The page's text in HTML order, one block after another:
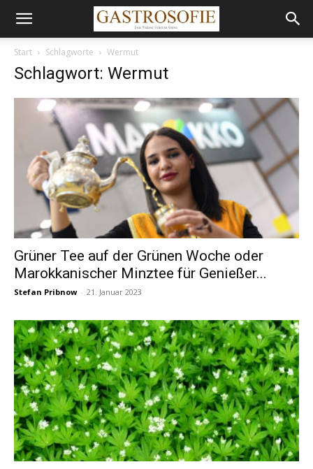
Start Schlagworte Wermut
Schlagwort: Wermut
Grüner Tee auf der Grünen Woche oder
Marokkanischer Minztee für Genießer...
Stefan Pribnow - 21. Januar 2023